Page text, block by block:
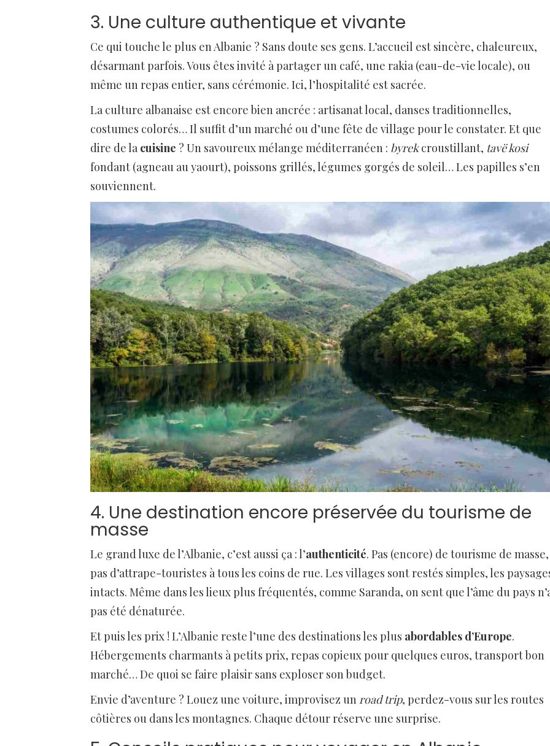
3. Une culture authentique et vivante
Ce qui touche le plus en Albanie ? Sans doute ses gens. L’accueil est sincère, chaleureux,
désarmant parfois. Vous êtes invité à partager un café, une rakia (eau-de-vie locale), ou
même un repas entier, sans cérémonie. Ici, l’hospitalité est sacrée.
La culture albanaise est encore bien ancrée : artisanat local, danses traditionnelles,
costumes colorés… Il suffit d’un marché ou d’une fête de village pour le constater. Et que
dire de la cuisine ? Un savoureux mélange méditerranéen : byrekcroustillant, tavë kosi
fondant (agneau au yaourt), poissons grillés, légumes gorgés de soleil… Les papilles s’en
souviennent.
4. Une destination encore préservée du tourisme de
masse
Le grand luxe de l’Albanie, c’est aussi ça : l’authenticité. Pas (encore) de tourisme de masse,
pas d’attrape-touristes à tous les coins de rue. Les villages sont restés simples, les
intacts. Même dans les lieux plus fréquentés, comme Saranda, on sent que l’âme du pays
pas été dénaturée.
Et puis les prix ! L’Albanie reste l’une des destinations les plus abordables d’Europe.
Hébergements charmants à petits prix, repas copieux pour quelques euros, transport bon
marché… De quoi se faire plaisir sans exploser son budget.
Envie d’aventure ? Louez une voiture, improvisez un road trip, perdez-vous sur les routes
côtières ou dans les montagnes. Chaque détour réserve une surprise.